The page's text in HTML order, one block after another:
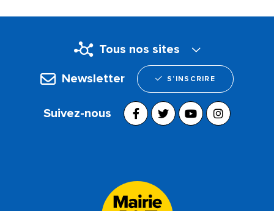
Tous nos sites
Newsletter S’INSCRIRE
Suivez-nous